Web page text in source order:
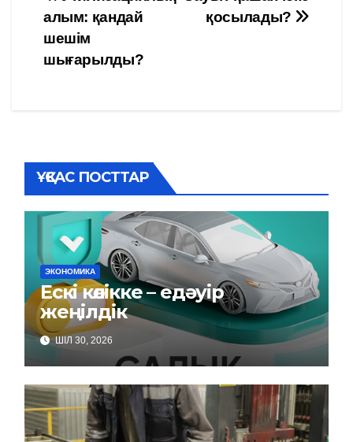
по
записям
қосылады?
алым: қандай
шешім
шығарылды?
ҰҚСАС ПОСТТАР
ЭКОНОМИКА
Ескі көлікке – едәуір
жеңілдік
ШІЛ 30, 2026